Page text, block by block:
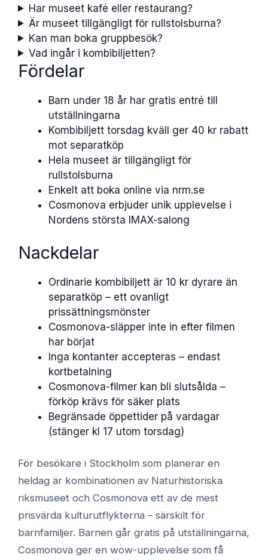
Har museet kafé eller restaurang?
Är museet tillgängligt för rullstolsburna?
Kan man boka gruppbesök?
Vad ingår i kombibiljetten?
Fördelar
Barn under 18 år har gratis entré till
utställningarna
Kombibiljett torsdag kväll ger 40 kr rabatt
mot separatköp
Hela museet är tillgängligt för
rullstolsburna
Enkelt att boka online via nrm.se
Cosmonova erbjuder unik upplevelse i
Nordens största IMAX-salong
Nackdelar
Ordinarie kombibiljett är 10 kr dyrare än
separatköp – ett ovanligt
prissättningsmönster
Cosmonova-släpper inte in efter filmen
har börjat
Inga kontanter accepteras – endast
kortbetalning
Cosmonova-filmer kan bli slutsålda –
förköp krävs för säker plats
Begränsade öppettider på vardagar
(stänger kl 17 utom torsdag)
För besökare i Stockholm som planerar en
heldag är kombinationen av Naturhistoriska
riksmuseet och Cosmonova ett av de mest
prisvärda kulturutflykterna – särskilt för
barnfamiljer. Barnen går gratis på utställningarna,
Cosmonova ger en wow-upplevelse som få